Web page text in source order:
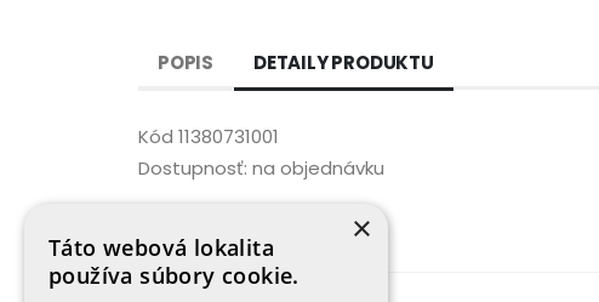
POPIS DETAILY PRODUKTU
Kód 11380731001
Dostupnosť: na objednávku
×
Táto webová lokalita
používa súbory cookie.